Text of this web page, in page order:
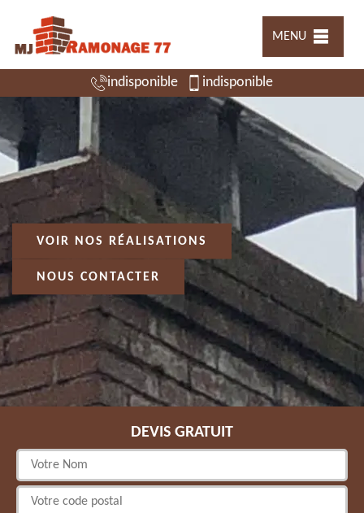
MENU
indisponible indisponible
VOIR NOS RÉALISATIONS
NOUS CONTACTER
DEVIS GRATUIT